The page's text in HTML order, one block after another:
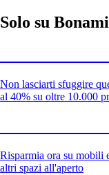
Solo su Bonami
Non lasciarti sfuggire
al 40% su oltre 10.000
Risparmia ora su mobili
altri spazi all'aperto